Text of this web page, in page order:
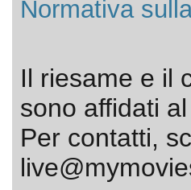
Normativa
Il riesame e il
sono affidati
Per contatti,